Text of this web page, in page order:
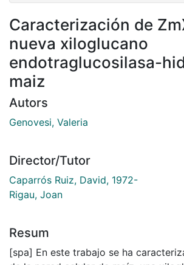
Caracterización de
nueva xiloglucano
endotraglucosilasa-
maiz
Autors
Genovesi, Valeria
Director/Tutor
Caparrós Ruiz, David, 1972-
Rigau, Joan
Resum
[spa] En este trabajo se ha